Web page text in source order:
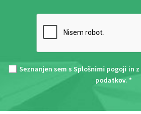
Seznanjen sem s Splošnimi pogoji in z
podatkov. *